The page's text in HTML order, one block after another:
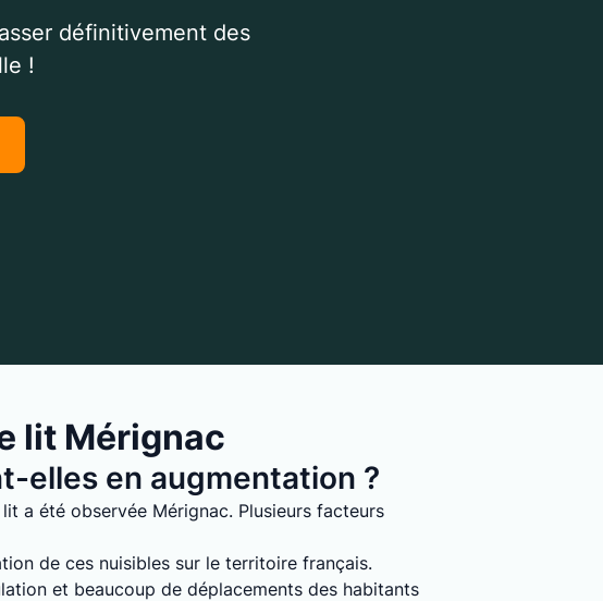
définitivement des
!
lit Mérignac
elles en augmentation ?
a été observée Mérignac. Plusieurs facteurs
de ces nuisibles sur le territoire français.
et beaucoup de déplacements des habitants